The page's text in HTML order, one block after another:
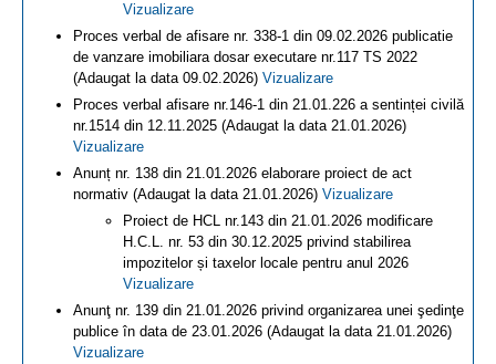
Vizualizare
Proces verbal de afisare nr. 338-1 din 09.02.2026 publicatie
de vanzare imobiliara dosar executare nr.117 TS 2022
(Adaugat la data 09.02.2026) Vizualizare
Proces verbal afisare nr.146-1 din 21.01.226 a sentinței civilă
nr.1514 din 12.11.2025 (Adaugat la data 21.01.2026)
Vizualizare
Anunț nr. 138 din 21.01.2026 elaborare proiect de act
normativ (Adaugat la data 21.01.2026) Vizualizare
Proiect de HCL nr.143 din 21.01.2026 modificare
H.C.L. nr. 53 din 30.12.2025 privind stabilirea
impozitelor și taxelor locale pentru anul 2026
Vizualizare
Anunţ nr. 139 din 21.01.2026 privind organizarea unei şedinţe
publice în data de 23.01.2026 (Adaugat la data 21.01.2026)
Vizualizare